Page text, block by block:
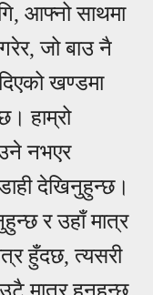
आफ्नो साथमा
जो बाउ नै
खण्डमा
हाम्रो
नभएर
देखिनुहुन्छ।
र उहाँ मात्र
हुँदछ, त्यसरी
मात्र हुनुहुन्छ,